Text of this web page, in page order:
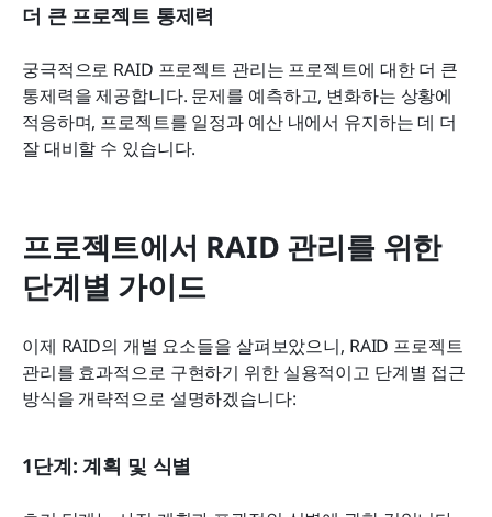
더 큰 프로젝트 통제력
궁극적으로 RAID 프로젝트 관리는 프로젝트에 대한 더 큰
통제력을 제공합니다. 문제를 예측하고, 변화하는 상황에
적응하며, 프로젝트를 일정과 예산 내에서 유지하는 데 더
잘 대비할 수 있습니다.
프로젝트에서 RAID 관리를 위한
단계별 가이드
이제 RAID의 개별 요소들을 살펴보았으니, RAID 프로젝트
관리를 효과적으로 구현하기 위한 실용적이고 단계별 접근
방식을 개략적으로 설명하겠습니다:
1단계: 계획 및 식별